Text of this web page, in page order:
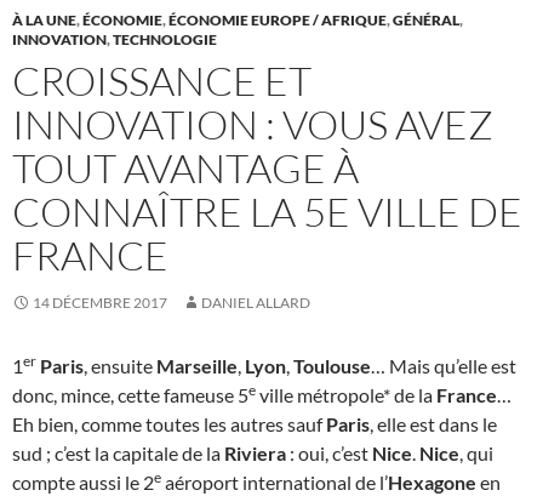
À LA UNE,ÉCONOMIE,ÉCONOMIE EUROPE / AFRIQUE,GÉNÉRAL,
INNOVATION,TECHNOLOGIE
CROISSANCE ET
INNOVATION : VOUS AVEZ
TOUT AVANTAGE À
CONNAÎTRE LA 5E VILLE DE
FRANCE
14 DÉCEMBRE 2017 DANIEL ALLARD
1er Paris, ensuite Marseille, Lyon,Toulouse… Mais qu’elle est
donc, mince, cette fameuse 5e ville métropole* de la France…
Eh bien, comme toutes les autres saufParis, elle est dans le
sud ; c’est la capitale de la Riviera : oui, c’est Nice. Nice, qui
compte aussi le 2e aéroport international de l’Hexagone en